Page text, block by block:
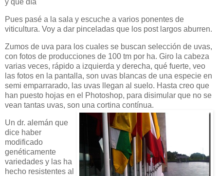
y qué día
Pues pasé a la sala y escuche a varios ponentes de
viticultura. Voy a dar pinceladas que los post largos aburren.
Zumos de uva para los cuales se buscan selección de uvas,
con fotos de producciones de 100 tm por ha. Giro la cabeza
varias veces, rápido a izquierda y derecha, qué fuerte, veo
las fotos en la pantalla, son uvas blancas de una especie en
semi emparrarado, las uvas llegan al suelo. Hasta creo que
han puesto hojas en el Photoshop, para disimular que no se
vean tantas uvas, son una cortina contínua.
Un dr. alemán que
dice haber
modificado
genéticamente
variedades y las ha
hecho resistentes al